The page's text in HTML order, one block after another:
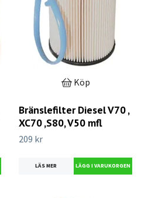
Köp
Bränslefilter Diesel V70 ,
XC70 ,S80, V50 mfl
209 kr
LÄS MER